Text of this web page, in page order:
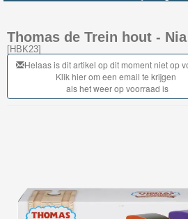
Märklin
My
World
Treinen
Thomas de Trein hout -
[HBK23]
Helaas is dit artikel op dit moment niet op
Klik hier om een email te krijgen
als het weer op voorraad is